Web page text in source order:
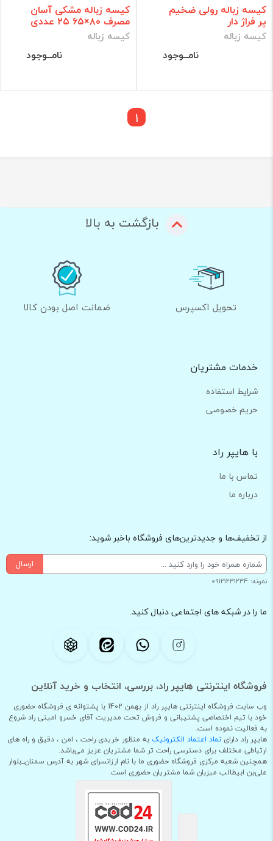
کیسه زباله رولی ضخیم
پر فراژ دار
کیسه زباله
نامــوجود
کیسه زباله مشکی آسان
مصرف ۸۰×۶۵ ۲۵ عددی
کیسه زباله
نامــوجود
1
بازگشت به بالا
تحویل اکسپرس ضمانت اصل بودن کالا
خدمات مشتریان
شرایط استفاده
حریم خصوصی
با هایپر راد
تماس با ما
درباره ما
از تخفیف‌ها و جدیدترین‌های فروشگاه باخبر شوید:
ارسال
نمونه: 09121231234
ما را در شبکه های اجتماعی دنبال کنید.
فروشگاه اینترنتی هایپر راد، بررسی، انتخاب و خرید آنلاین
وب سایت فروشگاه اینترنتی هایپر راد از بهمن 1402 با پشتوانه ی فروشگاه حضوری
خود با تیم اختصاصی پشتیبانی و فروش تحت مدیریت آقای خسرو امینی راد شروع
به فعالیت نموده است.
هایپر راد دارای نماد اعتماد الکترونیک به منظور خریدی راحت ، امن ، دقیق و راه های
ارتباطی مختلف برای دسترسی راحت تر شما مشتریان عزیز می‌باشد.
همچنین شعبه مرکزی فروشگاه حضوری ما با نام ارزانسرای شهر به آدرس سمنان_بلوار
علی‌بن ابیطالب میزبان شما مشتریان حضوری است.